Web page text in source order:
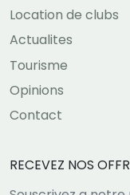
Location de clubs
Actualites
Tourisme
Opinions
Contact
RECEVEZ NOS